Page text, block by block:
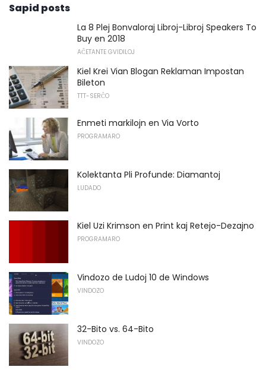
Sapid posts
La 8 Plej Bonvaloraj Libroj-Libroj Speakers To
Buy en 2018
AĈETANTE GVIDILOJ
Kiel Krei Vian Blogan Reklaman Impostan
Bileton
TTT-SERĈO
Enmeti markilojn en Via Vorto
PROGRAMARO
Kolektanta Pli Profunde: Diamantoj
LUDADO
Kiel Uzi Krimson en Print kaj Retejo-Dezajno
PROGRAMARO
Vindozo de Ludoj 10 de Windows
VINDOZO
32-Bito vs. 64-Bito
VINDOZO